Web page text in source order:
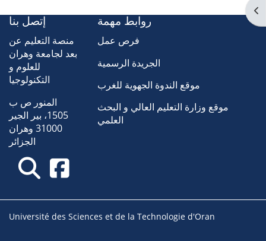
إتصل بنا
منصة التعليم عن
بعد لجامعة وهران
للعلوم و
التكنولوجيا
المنور ص ب
1505، بير الجير
31000 وهران
الجزائر
روابط مهمة
فرص عمل
الجريدة الرسمية
موقع الندوة الجهوية للغرب
موقع وزارة التعليم العالي و البحث
العلمي
Université des Sciences et de la Technologie d'Oran